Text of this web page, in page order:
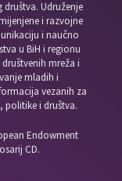
Udruženje
i razvojne
i naučno
u BiH i regionu
mreža i
mladih i
vezanih za
politike i društva.
Endowment
CD.